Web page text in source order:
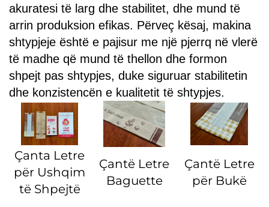
akuratesi të larg dhe stabilitet, dhe mund të
arrin produksion efikas. Përveç kësaj, makina
shtypjeje është e pajisur me një pjerrq në vlerë
të madhe që mund të thellon dhe formon
shpejt pas shtypjes, duke siguruar stabilitetin
dhe konzistencën e kualitetit të shtypjes.
Çanta Letre
për Ushqim
të Shpejtë
Çantë Letre
Baguette
Çantë Letre
për Bukë